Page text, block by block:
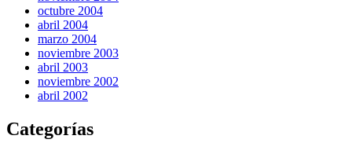
octubre 2004
abril 2004
marzo 2004
noviembre 2003
abril 2003
noviembre 2002
abril 2002
Categorías